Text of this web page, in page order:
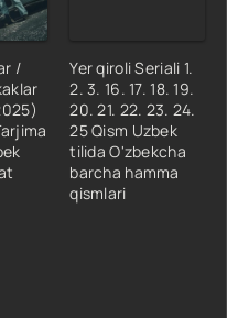
/
Yer qiroli Seriali 1.
2. 3. 16. 17. 18. 19.
20. 21. 22. 23. 24.
25 Qism Uzbek
tilida O'zbekcha
barcha hamma
qismlari